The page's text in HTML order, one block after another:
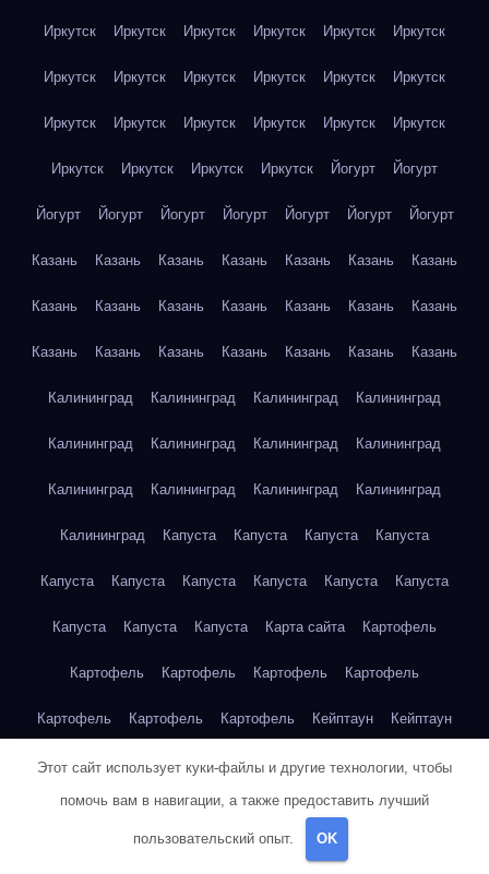
Иркутск Иркутск Иркутск Иркутск Иркутск Иркутск
Иркутск Иркутск Иркутск Иркутск Иркутск Иркутск
Иркутск Иркутск Иркутск Иркутск Иркутск Иркутск
Иркутск Иркутск Иркутск Иркутск Йогурт Йогурт
Йогурт Йогурт Йогурт Йогурт Йогурт Йогурт Йогурт
Казань Казань Казань Казань Казань Казань Казань
Казань Казань Казань Казань Казань Казань Казань
Казань Казань Казань Казань Казань Казань Казань
Калининград Калининград Калининград Калининград
Калининград Калининград Калининград Калининград
Калининград Калининград Калининград Калининград
Калининград Капуста Капуста Капуста Капуста
Капуста Капуста Капуста Капуста Капуста Капуста
Капуста Капуста Капуста Карта сайта Картофель
Картофель Картофель Картофель Картофель
Картофель Картофель Картофель Кейптаун Кейптаун
Кейптаун Кейптаун Кейптаун Кейптаун Кейптаун
Кейптаун Кейптаун Кейптаун Кейптаун Кейптаун
Кейптаун
Этот сайт использует куки-файлы и другие технологии, чтобы
помочь вам в навигации, а также предоставить лучший
пользовательский опыт. OK